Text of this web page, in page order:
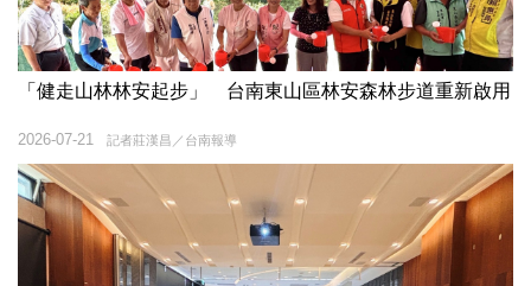
「健走山林林安起步」 台南東山區林安森林步道重新啟用
記者莊漢昌／台南報導
2026-07-21